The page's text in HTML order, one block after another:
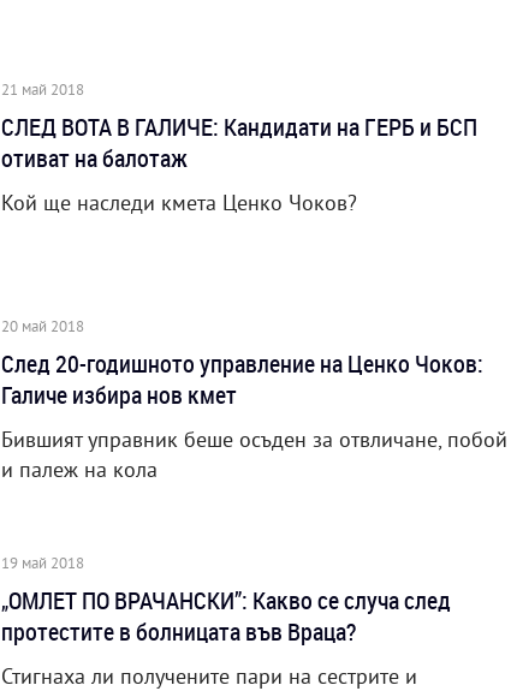
21 май 2018
СЛЕД ВОТА В ГАЛИЧЕ: Кандидати на ГЕРБ и БСП
отиват на балотаж
Кой ще наследи кмета Ценко Чоков?
20 май 2018
След 20-годишното управление на Ценко Чоков:
Галиче избира нов кмет
Бившият управник беше осъден за отвличане, побой
и палеж на кола
19 май 2018
„ОМЛЕТ ПО ВРАЧАНСКИ”: Какво се случа след
протестите в болницата във Враца?
Стигнаха ли получените пари на сестрите и